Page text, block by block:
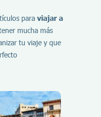
paraviajar a
mucha más
tu viaje y que